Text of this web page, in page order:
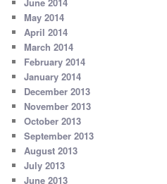
June 2014
May 2014
April 2014
March 2014
February 2014
January 2014
December 2013
November 2013
October 2013
September 2013
August 2013
July 2013
June 2013